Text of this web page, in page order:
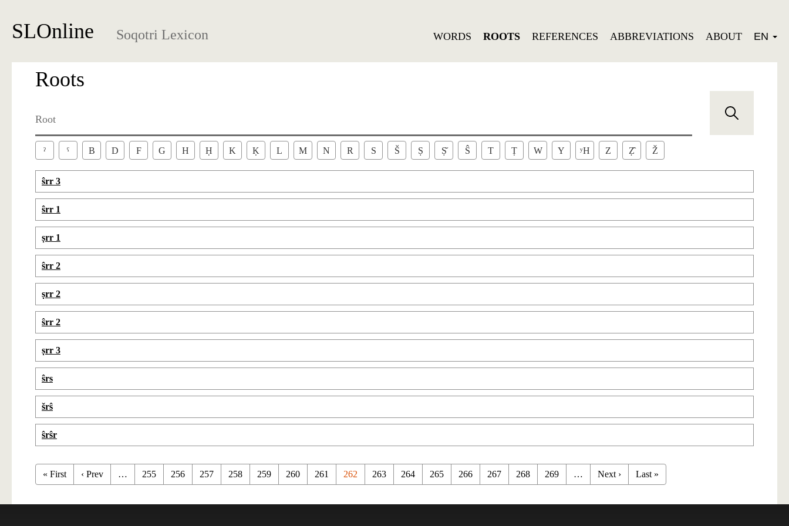
SLOnline Soqotri Lexicon WORDS ROOTS REFERENCES ABBREVIATIONS ABOUT EN
Roots
Root
ˀ ˁ B D F G H Ḥ K Ḳ L M N R S Š Ṣ Ṣ̌ Ŝ T Ṭ W Y ʸH Z Ẓ̂ Ž
ŝrr 3
ŝrr 1
ṣrr 1
ŝrr 2
ṣrr 2
ŝrr 2
ṣrr 3
ŝrs
šrŝ
ŝrŝr
« First ‹ Prev … 255 256 257 258 259 260 261 262 263 264 265 266 267 268 269 … Next › Last »